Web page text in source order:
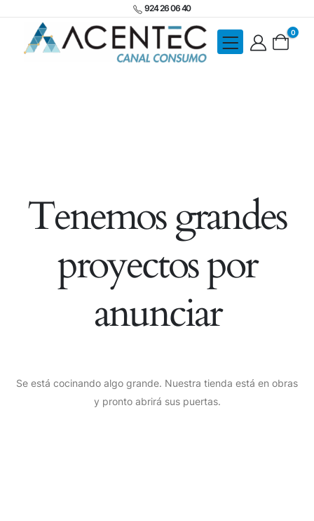
924 26 06 40
0
Tenemos grandes
proyectos por
anunciar
Se está cocinando algo grande. Nuestra tienda está en obras
y pronto abrirá sus puertas.